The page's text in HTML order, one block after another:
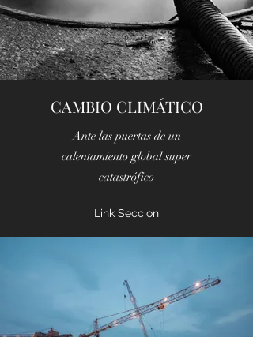
CAMBIO CLIMÁTICO
Ante las puertas de un
calentamiento global super